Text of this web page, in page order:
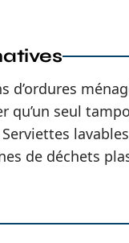
d’ordures
qu’un seul
de déchets